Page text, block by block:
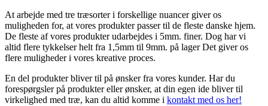
At arbejde med tre træsorter i forskellige nuancer giver os
muligheden for, at vores produkter passer til de fleste danske hjem.
De fleste af vores produkter udarbejdes i 5mm. finer. Dog har vi
altid flere tykkelser helt fra 1,5mm til 9mm. på lager Det giver os
flere muligheder i vores kreative proces.
En del produkter bliver til på ønsker fra vores kunder. Har du
forespørgsler på produkter eller ønsker, at din egen ide bliver til
virkelighed med træ, kan du altid komme i kontakt med os her!